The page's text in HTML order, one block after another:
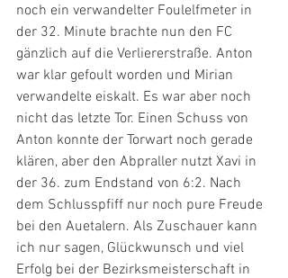
noch ein verwandelter Foulelfmeter in
der 32. Minute brachte nun den FC
gänzlich auf die Verliererstraße. Anton
war klar gefoult worden und Mirian
verwandelte eiskalt. Es war aber noch
nicht das letzte Tor. Einen Schuss von
Anton konnte der Torwart noch gerade
klären, aber den Abpraller nutzt Xavi in
der 36. zum Endstand von 6:2. Nach
dem Schlusspfiff nur noch pure Freude
bei den Auetalern. Als Zuschauer kann
ich nur sagen, Glückwunsch und viel
Erfolg bei der Bezirksmeisterschaft in